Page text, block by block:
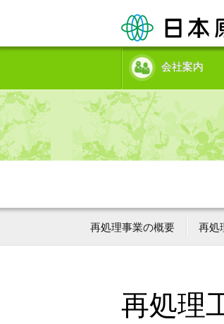
会社案内
再処理事業の概要 再処
再処理